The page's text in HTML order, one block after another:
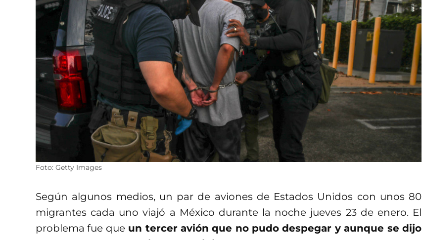
Foto: Getty Images
Según algunos medios, un par de aviones de Estados Unidos con unos 80
migrantes cada uno viajó a México durante la noche jueves 23 de enero. El
problema fue queun tercer avión que no pudo despegar y aunque se dijo